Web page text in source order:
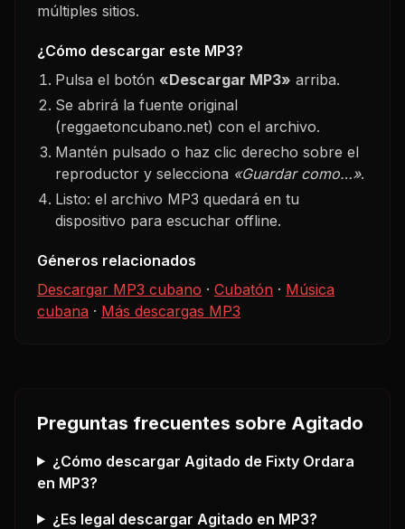
múltiples sitios.
¿Cómo descargar este MP3?
Pulsa el botón «Descargar MP3» arriba.
Se abrirá la fuente original
(reggaetoncubano.net) con el archivo.
Mantén pulsado o haz clic derecho sobre el
reproductor y selecciona «Guardar como…».
Listo: el archivo MP3 quedará en tu
dispositivo para escuchar offline.
Géneros relacionados
Descargar MP3 cubano · Cubatón · Música
cubana · Más descargas MP3
Preguntas frecuentes sobre Agitado
¿Cómo descargar Agitado de Fixty Ordara
en MP3?
¿Es legal descargar Agitado en MP3?